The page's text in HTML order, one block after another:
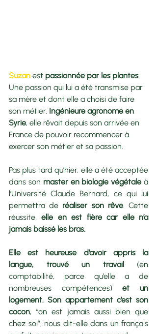
Suzan est passionnée par les plantes.
Une passion qui lui a été transmise par
sa mère et dont elle a choisi de faire
son métier. Ingénieure agronome en
Syrie, elle rêvait depuis son arrivée en
France de pouvoir recommencer à
exercer son métier et sa passion.
Pas plus tard qu’hier, elle a été acceptée
dans son master en biologie végétale à
l’Université Claude Bernard, ce qui lui
permettra de réaliser son rêve. Cette
réussite, elle en est fière car elle n’a
jamais baissé les bras.
Elle est heureuse d’avoir appris la
langue, trouvé un travail (en
comptabilité, parce qu’elle a de
nombreuses compétences) et un
logement. Son appartement c’est son
cocon, “on est jamais aussi bien que
chez soi”, nous dit-elle dans un français